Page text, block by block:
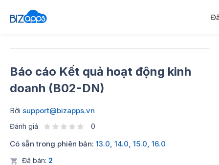
Báo cáo Kết quả hoạt động kinh
doanh (B02-DN)
Bởi support@bizapps.vn
Đánh giá 0
Có sẵn trong phiên bản: 13.0, 14.0, 15.0, 16.0
Đã bán: 2